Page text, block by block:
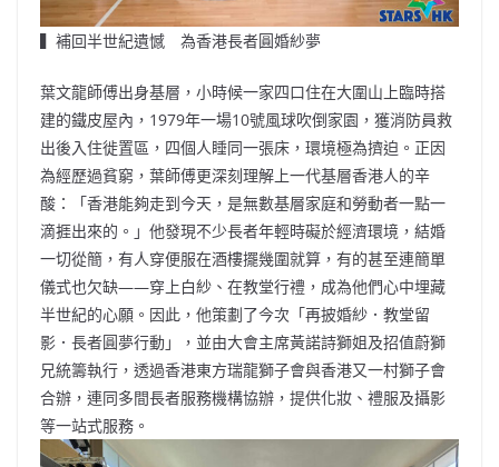
▍補回半世紀遺憾 為香港長者圓婚紗夢
葉文龍師傅出身基層，小時候一家四口住在大圍山上臨時搭
建的鐵皮屋內，1979年一場10號風球吹倒家園，獲消防員救
出後入住徙置區，四個人睡同一張床，環境極為擠迫。正因
為經歷過貧窮，葉師傅更深刻理解上一代基層香港人的辛
酸：「香港能夠走到今天，是無數基層家庭和勞動者一點一
滴捱出來的。」他發現不少長者年輕時礙於經濟環境，結婚
一切從簡，有人穿便服在酒樓擺幾圍就算，有的甚至連簡單
儀式也欠缺——穿上白紗、在教堂行禮，成為他們心中埋藏
半世紀的心願。因此，他策劃了今次「再披婚紗．教堂留
影．長者圓夢行動」，並由大會主席黃諾詩獅姐及招值蔚獅
兄統籌執行，透過香港東方瑞龍獅子會與香港又一村獅子會
合辦，連同多間長者服務機構協辦，提供化妝、禮服及攝影
等一站式服務。